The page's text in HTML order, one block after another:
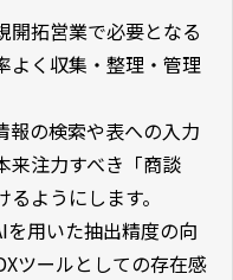
開拓営業で必要となる
よく収集・整理・管理
報の検索や表への入力
来注力すべき「商談
ようにします。
用いた抽出精度の向
ツールとしての存在感